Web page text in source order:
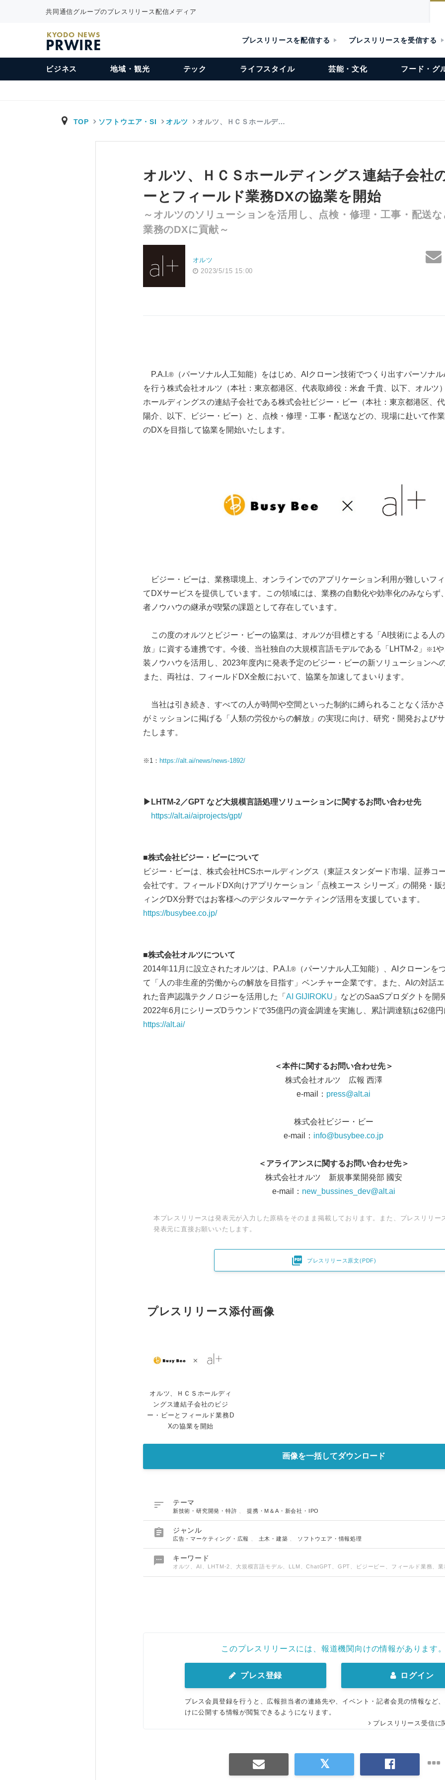
共同通信グループのプレスリリース配信メディア
KYODO NEWS
PRWIRE プレスリリースを配信する プレスリリースを受信する
ビジネス 地域・観光 テック ライフスタイル 芸能・文化 フード・グ
TOP ソフトウエア・SI オルツ オルツ、ＨＣＳホールデ…
オルツ、ＨＣＳホールディングス連結子会社
ーとフィールド業務DXの協業を開始
～オルツのソリューションを活用し、点検・修理・工事・配送
業務のDXに貢献～
オルツ
2023/5/15 15:00
P.A.I.®️（パーソナル人工知能）をはじめ、AIクローン技術でつくり出すパーソナ
を行う株式会社オルツ（本社：東京都港区、代表取締役：米倉 千貴、以下、オルツ
ホールディングスの連結子会社である株式会社ビジー・ビー（本社：東京都港区、
陽介、以下、ビジー・ビー）と、点検・修理・工事・配送などの、現場に赴いて作
のDXを目指して協業を開始いたします。
ビジー・ビーは、業務環境上、オンラインでのアプリケーション利用が難しいフ
てDXサービスを提供しています。この領域には、業務の自動化や効率化のみならず
者ノウハウの継承が喫緊の課題として存在しています。
この度のオルツとビジー・ビーの協業は、オルツが目標とする「AI技術による人
放」に資する連携です。今後、当社独自の大規模言語モデルである「LHTM-2」
※1
装ノウハウを活用し、2023年度内に発表予定のビジー・ビーの新ソリューションへ
また、両社は、フィールドDX全般において、協業を加速してまいります。
当社は引き続き、すべての人が時間や空間といった制約に縛られることなく活か
がミッションに掲げる「人類の労役からの解放」の実現に向け、研究・開発および
たします。
※1： https://alt.ai/news/news-1892/
▶LHTM-2／GPT など大規模言語処理ソリューションに関するお問い合わせ先
https://alt.ai/aiprojects/gpt/
■株式会社ビジー・ビーについて
ビジー・ビーは、株式会社HCSホールディングス（東証スタンダード市場、証券コ
会社です。フィールドDX向けアプリケーション「点検エース シリーズ」の開発・
ィングDX分野ではお客様へのデジタルマーケティング活用を支援しています。
https://busybee.co.jp/
■株式会社オルツについて
2014年11月に設立されたオルツは、P.A.I.®️（パーソナル人工知能）、AIクローンを
て「人の非生産的労働からの解放を目指す」ベンチャー企業です。また、AIの対話
れた音声認識テクノロジーを活用した「 AI GIJIROKU 」などのSaaSプロダクトを開
2022年6月にシリーズDラウンドで35億円の資金調達を実施し、累計調達額は62億円
https://alt.ai/
＜本件に関するお問い合わせ先＞
株式会社オルツ 広報 西澤
e-mail： press@alt.ai
株式会社ビジー・ビー
e-mail： info@busybee.co.jp
＜アライアンスに関するお問い合わせ先＞
株式会社オルツ 新規事業開発部 國安
e-mail： new_bussines_dev@alt.ai
本プレスリリースは発表元が入力した原稿をそのまま掲載しております。また、プレスリリー
発表元に直接お願いいたします。
 プレスリリース原文(PDF)
プレスリリース添付画像
オルツ、ＨＣＳホールディ
ングス連結子会社のビジ
ー・ビーとフィールド業務D
Xの協業を開始
画像を一括してダウンロード
 テーマ
新技術・研究開発・特許 、提携・M＆A・新会社・IPO
 ジャンル
広告・マーケティング・広報 土木・建築 ソフトウエア・情報処理
 キーワード
オルツ、AI、LHTM-2、大規模言語モデル、LLM、ChatGPT、GPT、ビジービー、フィールド業務、業
このプレスリリースには、報道機関向けの情報があります。
プレス登録 ログイン
プレス会員登録を行うと、広報担当者の連絡先や、イベント・記者会見の情報など
けに公開する情報が閲覧できるようになります。
プレスリリース受信に